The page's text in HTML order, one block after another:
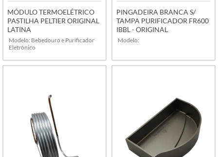
MÓDULO TERMOELÉTRICO
PASTILHA PELTIER ORIGINAL
LATINA
Modelo: Bebedouro e Purificador
Eletrônico
VER MAIS
PINGADEIRA BRANCA S/
TAMPA PURIFICADOR FR600
IBBL - ORIGINAL
Modelo: